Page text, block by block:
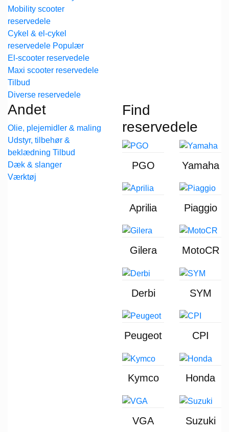
Mobility scooter
reservedele
Cykel & el-cykel
reservedele
El-scooter reservedele
Maxi scooter reservedele
Diverse reservedele
Andet
Olie, plejemidler & maling
Udstyr, tilbehør &
beklædning
Dæk & slanger
Værktøj
Find
reservedele
PGO Yamaha
Aprilia Piaggio
Gilera MotoCR
Derbi SYM
Peugeot CPI
Kymco Honda
VGA Suzuki